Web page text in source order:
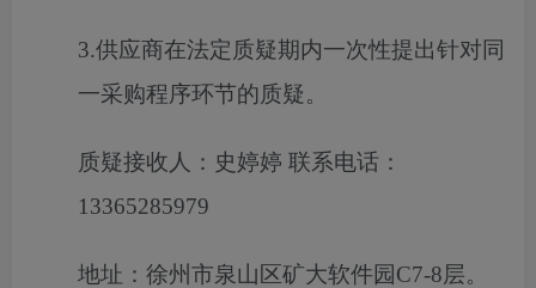
3.供应商在法定质疑期内一次性提出针对同
一采购程序环节的质疑。
质疑接收人：史婷婷 联系电话：
13365285979
地址：徐州市泉山区矿大软件园C7-8层。